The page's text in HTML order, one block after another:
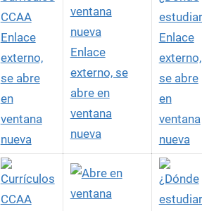
Enlace
externo,
se abre
en
ventana
nueva
Enlace
externo, se
abre en
ventana
nueva
Enlace
externo,
se abre
en
ventana
nueva